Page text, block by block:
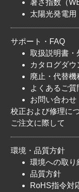
暑さ指数（
太陽光発電
サポート・FAQ
取扱説明書・
カタログダウ
廃止・代替機
よくあるご質
お問い合わせ
校正および修理に
ご注文に際して
環境・品質方針
環境への取り
品質方針
RoHS指令対